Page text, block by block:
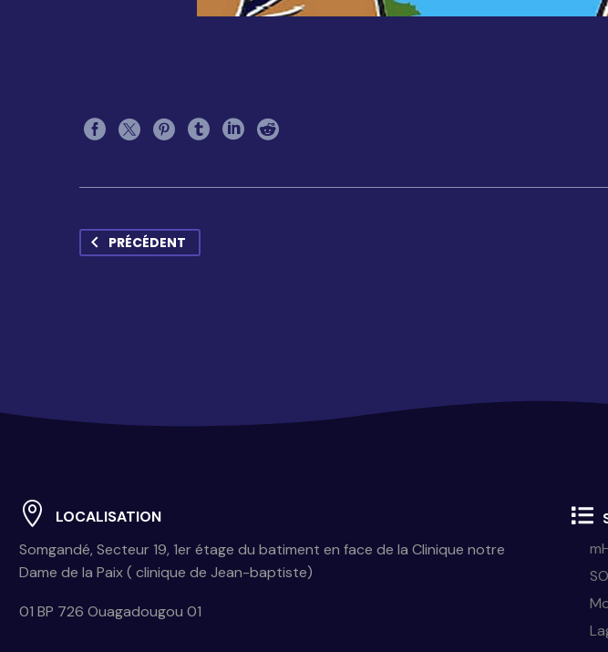
PRÉCÉDENT
LOCALISATION
Somgandé, Secteur 19, 1er étage du batiment en face de la Clinique notre
Dame de la Paix ( clinique de Jean-baptiste)
01 BP 726 Ouagadougou 01